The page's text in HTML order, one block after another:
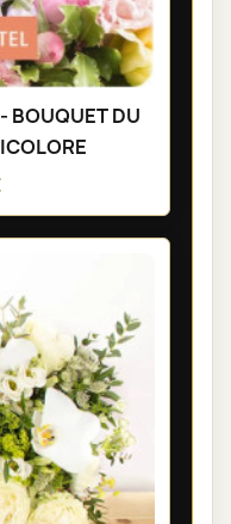
BOUQUET DU